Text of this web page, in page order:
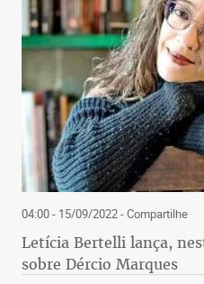
04:00 - 15/09/2022- Compartilhe
Letícia Bertelli lança,
sobre Dércio Marques